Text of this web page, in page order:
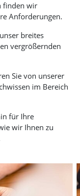
finden wir
Anforderungen.
breites
vergrößernden
Sie von unserer
im Bereich
für Ihre
wir Ihnen zu